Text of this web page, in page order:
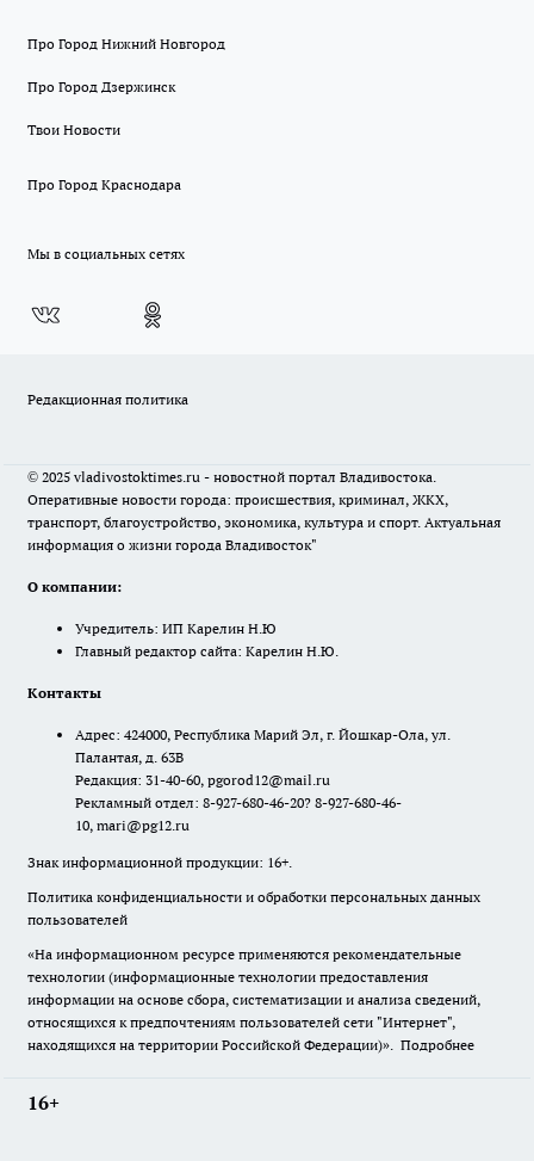
Про Город Нижний Новгород
Про Город Дзержинск
Твои Новости
Про Город Краснодара
Мы в социальных сетях
Редакционная политика
© 2025 vladivostoktimes.ru - новостной портал Владивостока.
Оперативные новости города: происшествия, криминал, ЖКХ,
транспорт, благоустройство, экономика, культура и спорт. Актуальная
информация о жизни города Владивосток"
О компании:
Учредитель: ИП Карелин Н.Ю
Главный редактор сайта: Карелин Н.Ю.
Контакты
Адрес: 424000, Республика Марий Эл, г. Йошкар-Ола, ул.
Палантая, д. 63В
Редакция: 31-40-60, pgorod12@mail.ru
Рекламный отдел: 8-927-680-46-20? 8-927-680-46-
10, mari@pg12.ru
Знак информационной продукции: 16+.
Политика конфиденциальности и обработки персональных данных
пользователей
«На информационном ресурсе применяются рекомендательные
технологии (информационные технологии предоставления
информации на основе сбора, систематизации и анализа сведений,
относящихся к предпочтениям пользователей сети "Интернет",
находящихся на территории Российской Федерации)». Подробнее
16+